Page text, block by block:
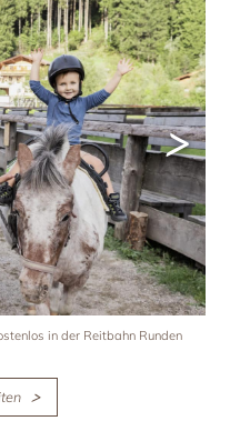
in der Reitbahn Runden
>